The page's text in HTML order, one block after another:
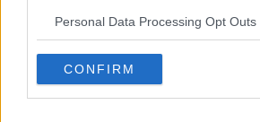
Personal Data Processing Opt Outs
CONFIRM
Come si svolge lo studio
farmaco o del placebo in modalità
monitoraggio nel tempo della
alla collaborazione dei centri di